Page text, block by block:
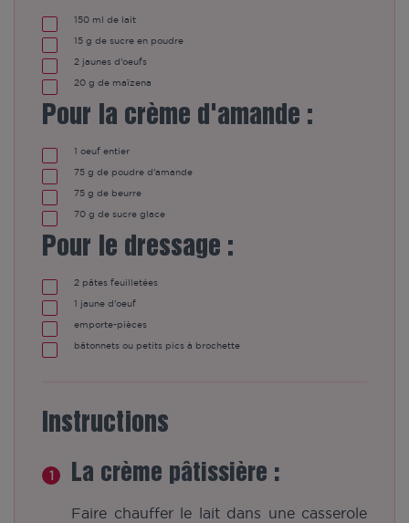
150 ml de lait
15 g de sucre en poudre
2 jaunes d'oeufs
20 g de maïzena
Pour la crème d'amande :
1 oeuf entier
75 g de poudre d'amande
75 g de beurre
70 g de sucre glace
Pour le dressage :
2 pâtes feuilletées
1 jaune d'oeuf
emporte-pièces
bâtonnets ou petits pics à brochette
Instructions
La crème pâtissière :
Faire chauffer le lait dans une casserole